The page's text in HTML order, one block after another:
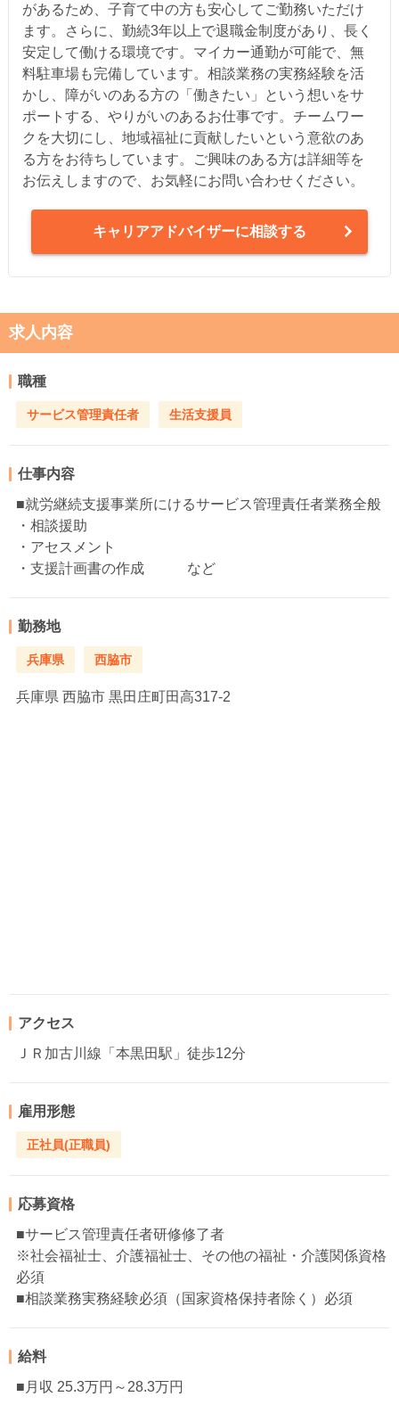
があるため、子育て中の方も安心してご勤務いただけ
ます。さらに、勤続3年以上で退職金制度があり、長く
安定して働ける環境です。マイカー通勤が可能で、無
料駐車場も完備しています。相談業務の実務経験を活
かし、障がいのある方の「働きたい」という想いをサ
ポートする、やりがいのあるお仕事です。チームワー
クを大切にし、地域福祉に貢献したいという意欲のあ
る方をお待ちしています。ご興味のある方は詳細等を
お伝えしますので、お気軽にお問い合わせください。
キャリアアドバイザーに相談する
求人内容
職種
サービス管理責任者 生活支援員
仕事内容
■就労継続支援事業所にけるサービス管理責任者業務全般
・相談援助
・アセスメント
・支援計画書の作成 など
勤務地
兵庫県 西脇市
兵庫県 西脇市 黒田庄町田高317-2
アクセス
ＪＲ加古川線「本黒田駅」徒歩12分
雇用形態
正社員(正職員)
応募資格
■サービス管理責任者研修修了者
※社会福祉士、介護福祉士、その他の福祉・介護関係資格
必須
■相談業務実務経験必須（国家資格保持者除く）必須
給料
■月収 25.3万円～28.3万円